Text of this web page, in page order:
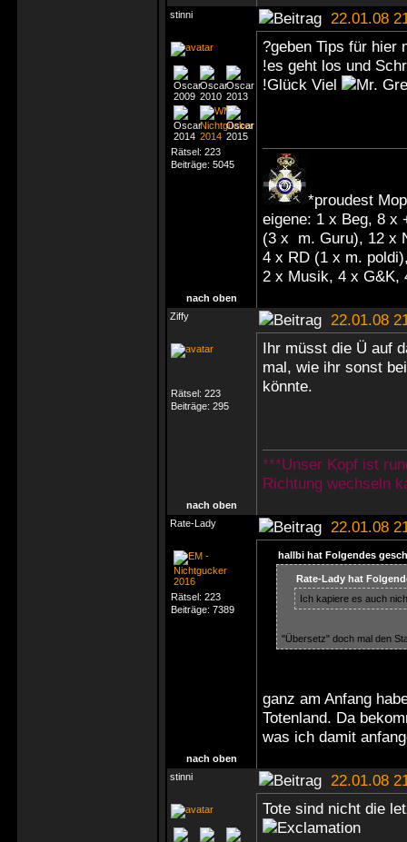
stinni
22.01.08
Rätsel: 223
Beiträge: 5045
?geben Tips für hier
!es geht los und
!Glück Viel
*proudest
eigene: 1 x Beg, 8 x
(3 x m. Guru), 12 x
4 x RD (1 x m.
2 x Musik, 4 x G&K,
nach oben
Ziffy
22.01.08
Rätsel: 223
Beiträge: 295
Ihr müsst die Ü auf
mal, wie ihr sonst
könnte.
***Unser Kopf ist
Richtung wechseln
nach oben
Rate-Lady
22.01.08
Rätsel: 223
Beiträge: 7389
hallbi hat Folgendes
Rate-Lady hat
Ich kapiere es auch
"Übersetz" doch mal den
ganz am Anfang
Totenland. Da
was ich damit
nach oben
stinni
22.01.08
Tote sind nicht die